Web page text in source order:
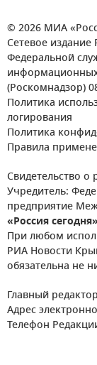
© 2026 МИА
Сетевое
Федеральной
(Роскомнадзор)
Политика
логирования
Политика
Правила
Свидетельство
Учредитель:
предприятие
«Россия сегодня»
При любом
РИА Новости
обязательна не
Главный
Адрес
Телефон